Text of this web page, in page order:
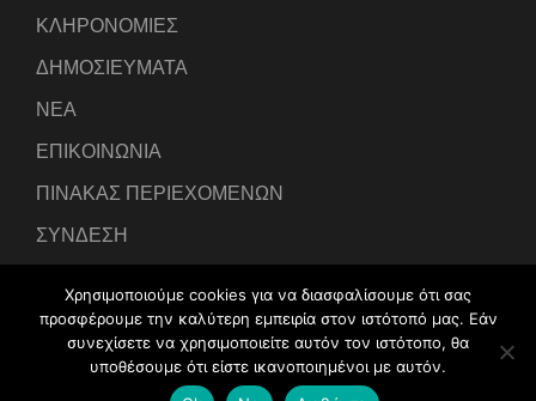
ΚΛΗΡΟΝΟΜΙΕΣ
ΔΗΜΟΣΙΕΥΜΑΤΑ
ΝΕΑ
ΕΠΙΚΟΙΝΩΝΙΑ
ΠΙΝΑΚΑΣ ΠΕΡΙΕΧΟΜΕΝΩΝ
ΣΥΝΔΕΣΗ
Χρησιμοποιούμε cookies για να διασφαλίσουμε ότι σας
προσφέρουμε την καλύτερη εμπειρία στον ιστότοπό μας. Εάν
συνεχίσετε να χρησιμοποιείτε αυτόν τον ιστότοπο, θα
υποθέσουμε ότι είστε ικανοποιημένοι με αυτόν.